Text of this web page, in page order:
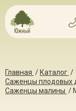
Главная / Каталог /
Саженцы плодовых
Саженцы малины /